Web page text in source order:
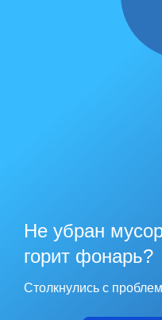
Не убран
горит фонарь?
Столкнулись с